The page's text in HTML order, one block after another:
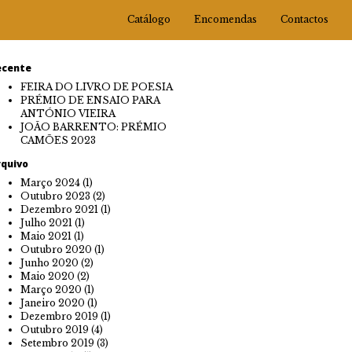
Catálogo Encomendas Contactos
FEIRA DO LIVRO DE POESIA
PRÉMIO DE ENSAIO PARA
ANTÓNIO VIEIRA
JOÃO BARRENTO: PRÉMIO
CAMÕES 2023
Março 2024 (1)
Outubro 2023 (2)
Dezembro 2021 (1)
Julho 2021 (1)
Maio 2021 (1)
Outubro 2020 (1)
Junho 2020 (2)
Maio 2020 (2)
Março 2020 (1)
Janeiro 2020 (1)
Dezembro 2019 (1)
Outubro 2019 (4)
Setembro 2019 (3)